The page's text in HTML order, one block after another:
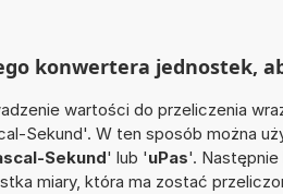
konwertera jednostek,
wartości do przeliczenia
Sekund'. W ten sposób można
Sekund' lub 'uPas'. Następnie
miary, która ma zostać